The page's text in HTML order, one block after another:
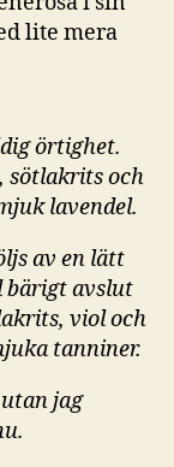
lite mera
örtighet.
sötlakrits och
lavendel.
av en lätt
bärigt avslut
viol och
tanniner.
jag